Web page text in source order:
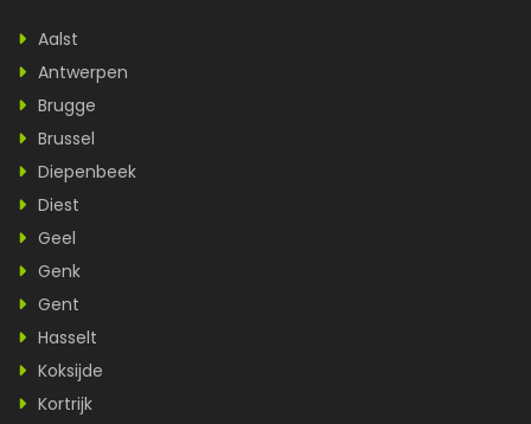
Aalst
Antwerpen
Brugge
Brussel
Diepenbeek
Diest
Geel
Genk
Gent
Hasselt
Koksijde
Kortrijk